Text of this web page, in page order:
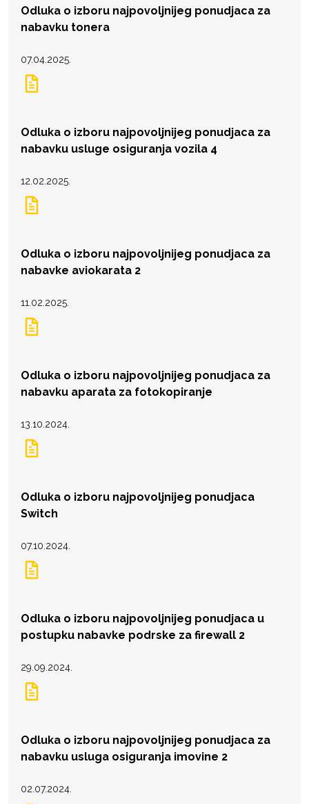
Odluka o izboru najpovoljnijeg ponudjaca za
nabavku tonera
07.04.2025.
Odluka o izboru najpovoljnijeg ponudjaca za
nabavku usluge osiguranja vozila 4
12.02.2025.
Odluka o izboru najpovoljnijeg ponudjaca za
nabavke aviokarata 2
11.02.2025.
Odluka o izboru najpovoljnijeg ponudjaca za
nabavku aparata za fotokopiranje
13.10.2024.
Odluka o izboru najpovoljnijeg ponudjaca
Switch
07.10.2024.
Odluka o izboru najpovoljnijeg ponudjaca u
postupku nabavke podrske za firewall 2
29.09.2024.
Odluka o izboru najpovoljnijeg ponudjaca za
nabavku usluga osiguranja imovine 2
02.07.2024.